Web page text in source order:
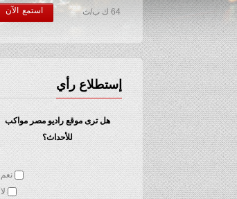
64 ك ب/ث استمع الآن
إستطلاع رأي
هل ترى موقع راديو مصر مواكب
للأحداث؟
نعم
لا